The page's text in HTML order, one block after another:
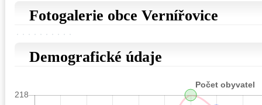
Fotogalerie obce Vernířovice
Demografické údaje